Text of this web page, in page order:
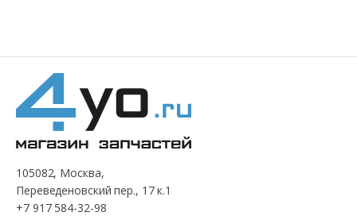
105082, Москва,
Переведеновский пер., 17 к.1
+7 917 584-32-98